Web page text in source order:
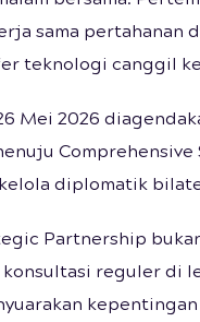
sama pertahanan
teknologi canggil
Mei 2026
diplomatik
Partnership
konsultasi reguler di